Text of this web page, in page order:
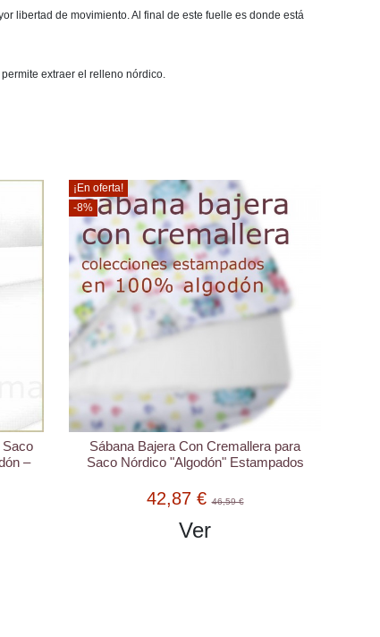
libertad de movimiento. Al final de este fuelle es donde está
extraer el relleno nórdico.
Saco
–
¡En oferta!
-8%
Sábana Bajera Con Cremallera para
Saco Nórdico "Algodón" Estampados
42,87 €46,59 €
Ver